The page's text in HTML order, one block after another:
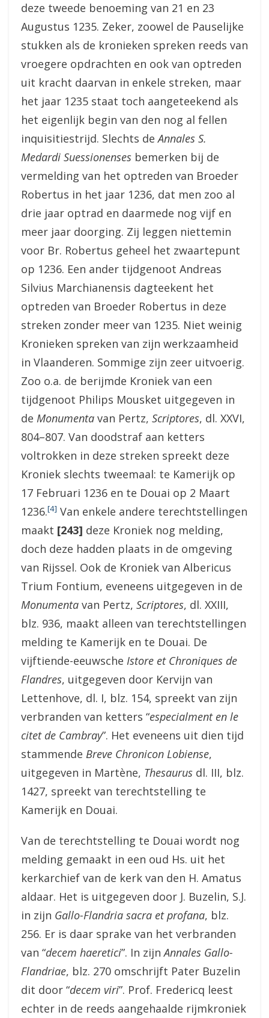
deze tweede benoeming van 21 en 23
Augustus 1235. Zeker, zoowel de Pauselijke
stukken als de kronieken spreken reeds van
vroegere opdrachten en ook van optreden
uit kracht daarvan in enkele streken, maar
het jaar 1235 staat toch aangeteekend als
het eigenlijk begin van den nog al fellen
inquisitiestrijd. Slechts deAnnales S.
Medardi Suessionenses bemerken bij de
vermelding van het optreden van Broeder
Robertus in het jaar 1236, dat men zoo al
drie jaar optrad en daarmede nog vijf en
meer jaar doorging. Zij leggen niettemin
voor Br. Robertus geheel het zwaartepunt
op 1236. Een ander tijdgenoot Andreas
Silvius Marchianensis dagteekent het
optreden van Broeder Robertus in deze
streken zonder meer van 1235. Niet weinig
Kronieken spreken van zijn werkzaamheid
in Vlaanderen. Sommige zijn zeer uitvoerig.
Zoo o.a. de berijmde Kroniek van een
tijdgenoot Philips Mousket uitgegeven in
de Monumenta van Pertz, Scriptores, dl. XXVI,
804–807. Van doodstraf aan ketters
voltrokken in deze streken spreekt deze
Kroniek slechts tweemaal: te Kamerijk op
17 Februari 1236 en te Douai op 2 Maart
1236.[4] Van enkele andere terechtstellingen
maakt [243] deze Kroniek nog melding,
doch deze hadden plaats in de omgeving
van Rijssel. Ook de Kroniek van Albericus
Trium Fontium, eveneens uitgegeven in de
Monumenta van Pertz, Scriptores, dl. XXIII,
blz. 936, maakt alleen van terechtstellingen
melding te Kamerijk en te Douai. De
vijftiende-eeuwsche Istore et Chroniques de
Flandres, uitgegeven door Kervijn van
Lettenhove, dl. I, blz. 154, spreekt van zijn
verbranden van ketters “especialment en le
citet de Cambray”. Het eveneens uit dien tijd
stammende Breve Chronicon Lobiense,
uitgegeven in Martène, Thesaurus dl. III, blz.
1427, spreekt van terechtstelling te
Kamerijk en Douai.
Van de terechtstelling te Douai wordt nog
melding gemaakt in een oud Hs. uit het
kerkarchief van de kerk van den H. Amatus
aldaar. Het is uitgegeven door J. Buzelin, S.J.
in zijn Gallo-Flandria sacra et profana, blz.
256. Er is daar sprake van het verbranden
van “decem haeretici”. In zijnAnnales Gallo-
Flandriae, blz. 270 omschrijft Pater Buzelin
dit door “decem viri”. Prof. Fredericq leest
echter in de reeds aangehaalde rijmkroniek